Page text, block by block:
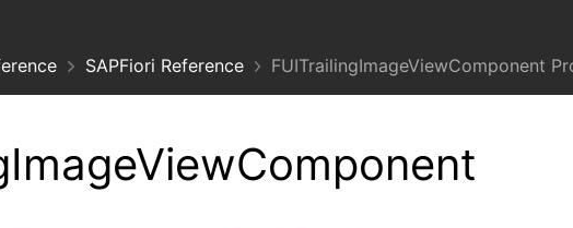
SAPFiori Reference FUITrailingImageViewComponent